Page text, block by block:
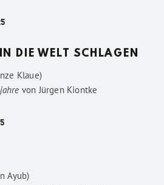
DIE WELT SCHLAGEN
Klaue)
vonJürgen Kiontke
Ayub)